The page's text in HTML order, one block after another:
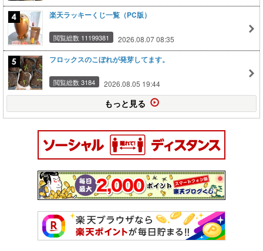
楽天ラッキーくじ一覧（PC版）
閲覧総数 11199381 2026.08.07 08:35
フロックスのこぼれが発芽してます。
閲覧総数 3184 2026.08.05 19:44
もっと見る